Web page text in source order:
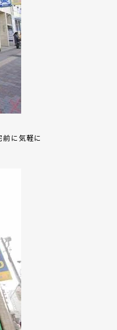
前に気軽に